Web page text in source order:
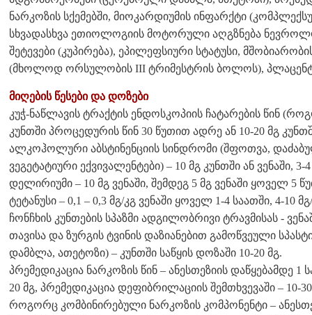
ნარკოზის სქემებში, მიოკარდიუმის ინფარქტი
სხვადასხვა ეთიოლოგიის მოტორული აღგზნება
შეტევები (კუპირება), ეპილეფსიური სტატუსი,
(მხოლოდ ორსულობის III ტრიმესტრის ბოლოს),
მიღების წესები და დოზები
კუჭ-ნაწლავის ტრაქტის ენდოსკოპიის ჩატარების წინ
კუნთში პროცედურის წინ 30 წუთით ადრე ან 10-20 მგ
ალკოჰოლური აბსტინენციის სინდრომი (შფოთვა,
ვეგეტატიური ექვივალენტები) – 10 მგ კუნთში ან ვენაში, 3-
დელირიუმი – 10 მგ ვენაში, შემდეგ 5 მგ ვენაში ყოველ 5
ტეტანუსი – 0,1 – 0,3 მგ/კგ ვენაში ყოველ 1-4 საათში, 4-10
ჩონჩხის კუნთების სპაზმი ადგილობრივი ტრავმისას -
თავისა და ზურგის ტვინის დაზიანებით გამოწვეული
დამბლა, ათეტოზი) – კუნთში საწყის დოზაში 10-20 მგ.
პრემედიკაცია ნარკოზის წინ – ანესთეზიის დაწყებამდე
20 მგ, პრემედიკაცია დეფიბრილაციის შემთხვევაში –
როგორც კომბინირებული ნარკოზის კომპონენტი –